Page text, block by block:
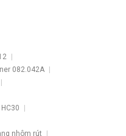
082.042A
nhôm rút